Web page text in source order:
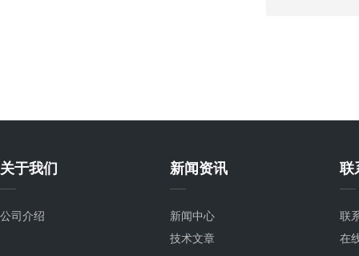
关于我们
公司介绍
新闻资讯
新闻中心
技术文章
联
联
在